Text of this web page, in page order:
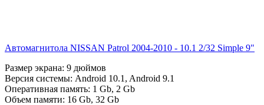
Автомагнитола NISSAN Patrol 2004-2010 - 10.1 2/32 Simple 9"
Размер экрана: 9 дюймов
Версия системы: Android 10.1 , Android 9.1
Оперативная память: 1 Gb, 2 Gb
Объем памяти: 16 Gb, 32 Gb